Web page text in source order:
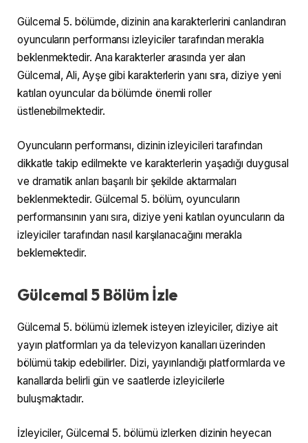
Gülcemal 5. bölümde, dizinin ana karakterlerini canlandıran
oyuncuların performansı izleyiciler tarafından merakla
beklenmektedir. Ana karakterler arasında yer alan
Gülcemal, Ali, Ayşe gibi karakterlerin yanı sıra, diziye yeni
katılan oyuncular da bölümde önemli roller
üstlenebilmektedir.
Oyuncuların performansı, dizinin izleyicileri tarafından
dikkatle takip edilmekte ve karakterlerin yaşadığı duygusal
ve dramatik anları başarılı bir şekilde aktarmaları
beklenmektedir. Gülcemal 5. bölüm, oyuncuların
performansının yanı sıra, diziye yeni katılan oyuncuların da
izleyiciler tarafından nasıl karşılanacağını merakla
beklemektedir.
Gülcemal 5 Bölüm İzle
Gülcemal 5. bölümü izlemek isteyen izleyiciler, diziye ait
yayın platformları ya da televizyon kanalları üzerinden
bölümü takip edebilirler. Dizi, yayınlandığı platformlarda ve
kanallarda belirli gün ve saatlerde izleyicilerle
buluşmaktadır.
İzleyiciler, Gülcemal 5. bölümü izlerken dizinin heyecan